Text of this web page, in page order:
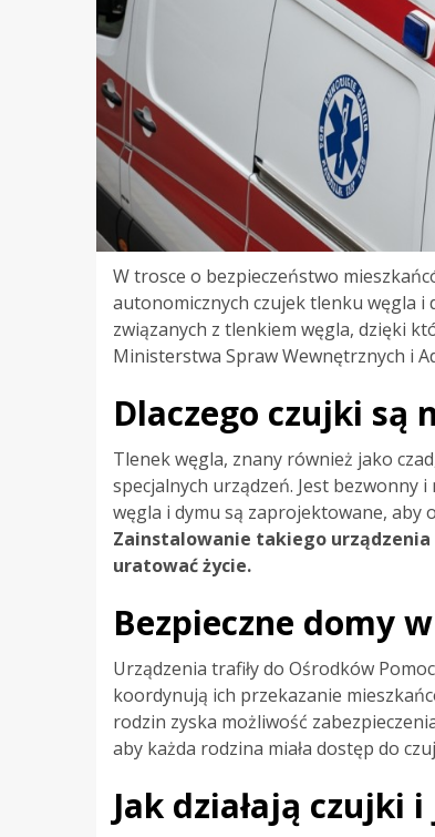
W trosce o bezpieczeństwo
autonomicznych czujek tlenku węgla
związanych z tlenkiem węgla, dzięki
Ministerstwa Spraw Wewnętrznych i
Dlaczego czujki są
Tlenek węgla, znany również jako
specjalnych urządzeń. Jest bezwonny
węgla i dymu są zaprojektowane, aby
Zainstalowanie takiego
uratować życie.
Bezpieczne domy
Urządzenia trafiły do Ośrodków
koordynują ich przekazanie
rodzin zyska możliwość
aby każda rodzina miała dostęp do
Jak działają czujki